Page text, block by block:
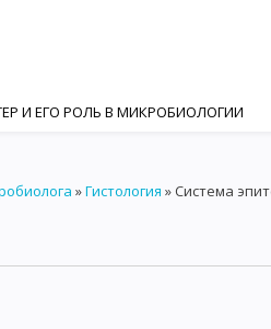
И ЕГО РОЛЬ В МИКРОБИОЛОГИИ
МИКРООРГАНИЗМОВ
»Гистология » Система